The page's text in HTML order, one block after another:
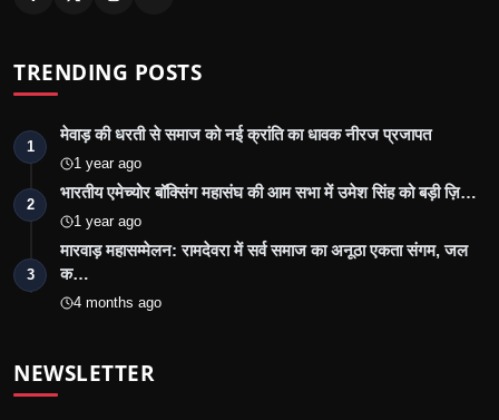
TRENDING POSTS
1
मेवाड़ की धरती से समाज को नई क्रांति का धावक नीरज प्रजापत
1 year ago
2
भारतीय एमेच्योर बॉक्सिंग महासंघ की आम सभा में उमेश सिंह को बड़ी ज़ि…
1 year ago
3
मारवाड़ महासम्मेलन: रामदेवरा में सर्व समाज का अनूठा एकता संगम, जल
क…
4 months ago
NEWSLETTER